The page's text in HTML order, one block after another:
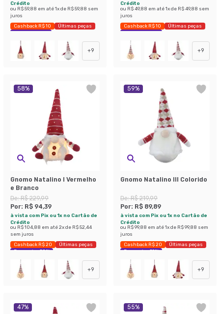
Crédito
ou R$ 59,88 em até1x de R$ 59,88 sem
juros
Cashback R$ 10
Últimas peças
Economize 51%
+9
Crédito
ou R$ 49,88 em até1x de R$ 49,88 sem
juros
Cashback R$ 10
Últimas peças
Economize 59%
+9
58%
Gnomo Natalino I Vermelho
e Branco
De:R$ 229,99
Por: R$ 94,39
à vista com Pix ou 1x no Cartão de
Crédito
ou R$ 104,88 em até2x de R$ 52,44
sem juros
Cashback R$ 20
Últimas peças
Economize 58%
+9
59%
Gnomo Natalino III Colorido
De:R$ 219,99
Por: R$ 89,89
à vista com Pix ou 1x no Cartão de
Crédito
ou R$ 99,88 em até1x de R$ 99,88 sem
juros
Cashback R$ 20
Últimas peças
Economize 59%
+9
47% 55%